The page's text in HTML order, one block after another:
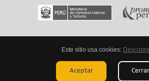
Todos los derechos reservados
Este sitio usa cookies:
Aceptar